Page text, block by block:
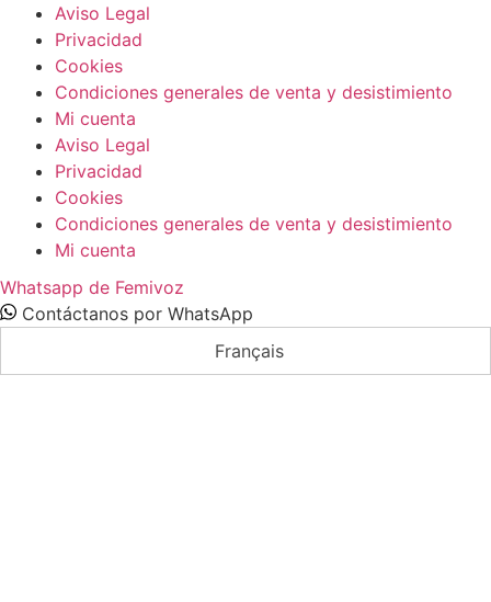
Aviso Legal
Privacidad
Cookies
Condiciones generales de venta y desistimiento
Mi cuenta
Aviso Legal
Privacidad
Cookies
Condiciones generales de venta y desistimiento
Mi cuenta
Whatsapp de Femivoz
Contáctanos por WhatsApp
Français